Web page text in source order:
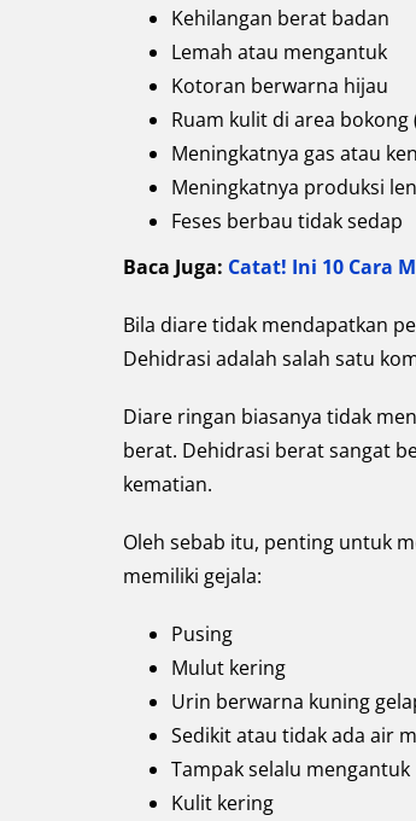
Kehilangan berat badan
Lemah atau mengantuk
Kotoran berwarna hijau
Ruam kulit di area bokong
Meningkatnya gas atau
Meningkatnya produksi
Feses berbau tidak sedap
Baca Juga: Catat! Ini 10 Cara
Bila diare tidak mendapatkan
Dehidrasi adalah salah satu
Diare ringan biasanya tidak
berat. Dehidrasi berat sangat
kematian.
Oleh sebab itu, penting untuk
memiliki gejala:
Pusing
Mulut kering
Urin berwarna kuning
Sedikit atau tidak ada air
Tampak selalu mengantuk
Kulit kering